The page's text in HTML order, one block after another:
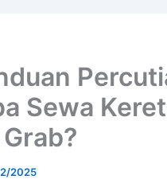
Sewa
2025